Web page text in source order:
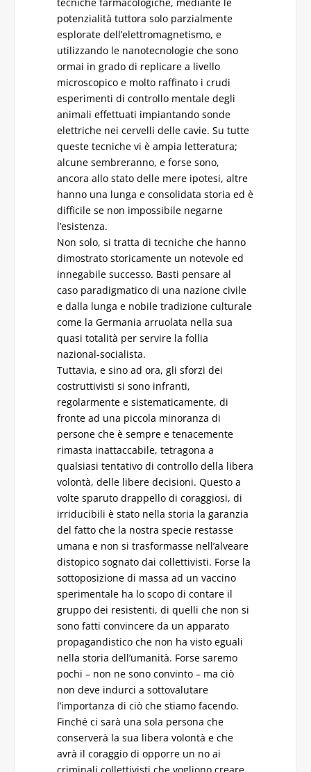
tecniche farmacologiche, mediante le
potenzialità tuttora solo parzialmente
esplorate dell’elettromagnetismo, e
utilizzando le nanotecnologie che sono
ormai in grado di replicare a livello
microscopico e molto raffinato i crudi
esperimenti di controllo mentale degli
animali effettuati impiantando sonde
elettriche nei cervelli delle cavie. Su tutte
queste tecniche vi è ampia letteratura;
alcune sembreranno, e forse sono,
ancora allo stato delle mere ipotesi, altre
hanno una lunga e consolidata storia ed è
difficile se non impossibile negarne
l’esistenza.
Non solo, si tratta di tecniche che hanno
dimostrato storicamente un notevole ed
innegabile successo. Basti pensare al
caso paradigmatico di una nazione civile
e dalla lunga e nobile tradizione culturale
come la Germania arruolata nella sua
quasi totalità per servire la follia
nazional-socialista.
Tuttavia, e sino ad ora, gli sforzi dei
costruttivisti si sono infranti,
regolarmente e sistematicamente, di
fronte ad una piccola minoranza di
persone che è sempre e tenacemente
rimasta inattaccabile, tetragona a
qualsiasi tentativo di controllo della libera
volontà, delle libere decisioni. Questo a
volte sparuto drappello di coraggiosi, di
irriducibili è stato nella storia la garanzia
del fatto che la nostra specie restasse
umana e non si trasformasse nell’alveare
distopico sognato dai collettivisti. Forse la
sottoposizione di massa ad un vaccino
sperimentale ha lo scopo di contare il
gruppo dei resistenti, di quelli che non si
sono fatti convincere da un apparato
propagandistico che non ha visto eguali
nella storia dell’umanità. Forse saremo
pochi – non ne sono convinto – ma ciò
non deve indurci a sottovalutare
l’importanza di ciò che stiamo facendo.
Finché ci sarà una sola persona che
conserverà la sua libera volontà e che
avrà il coraggio di opporre un no ai